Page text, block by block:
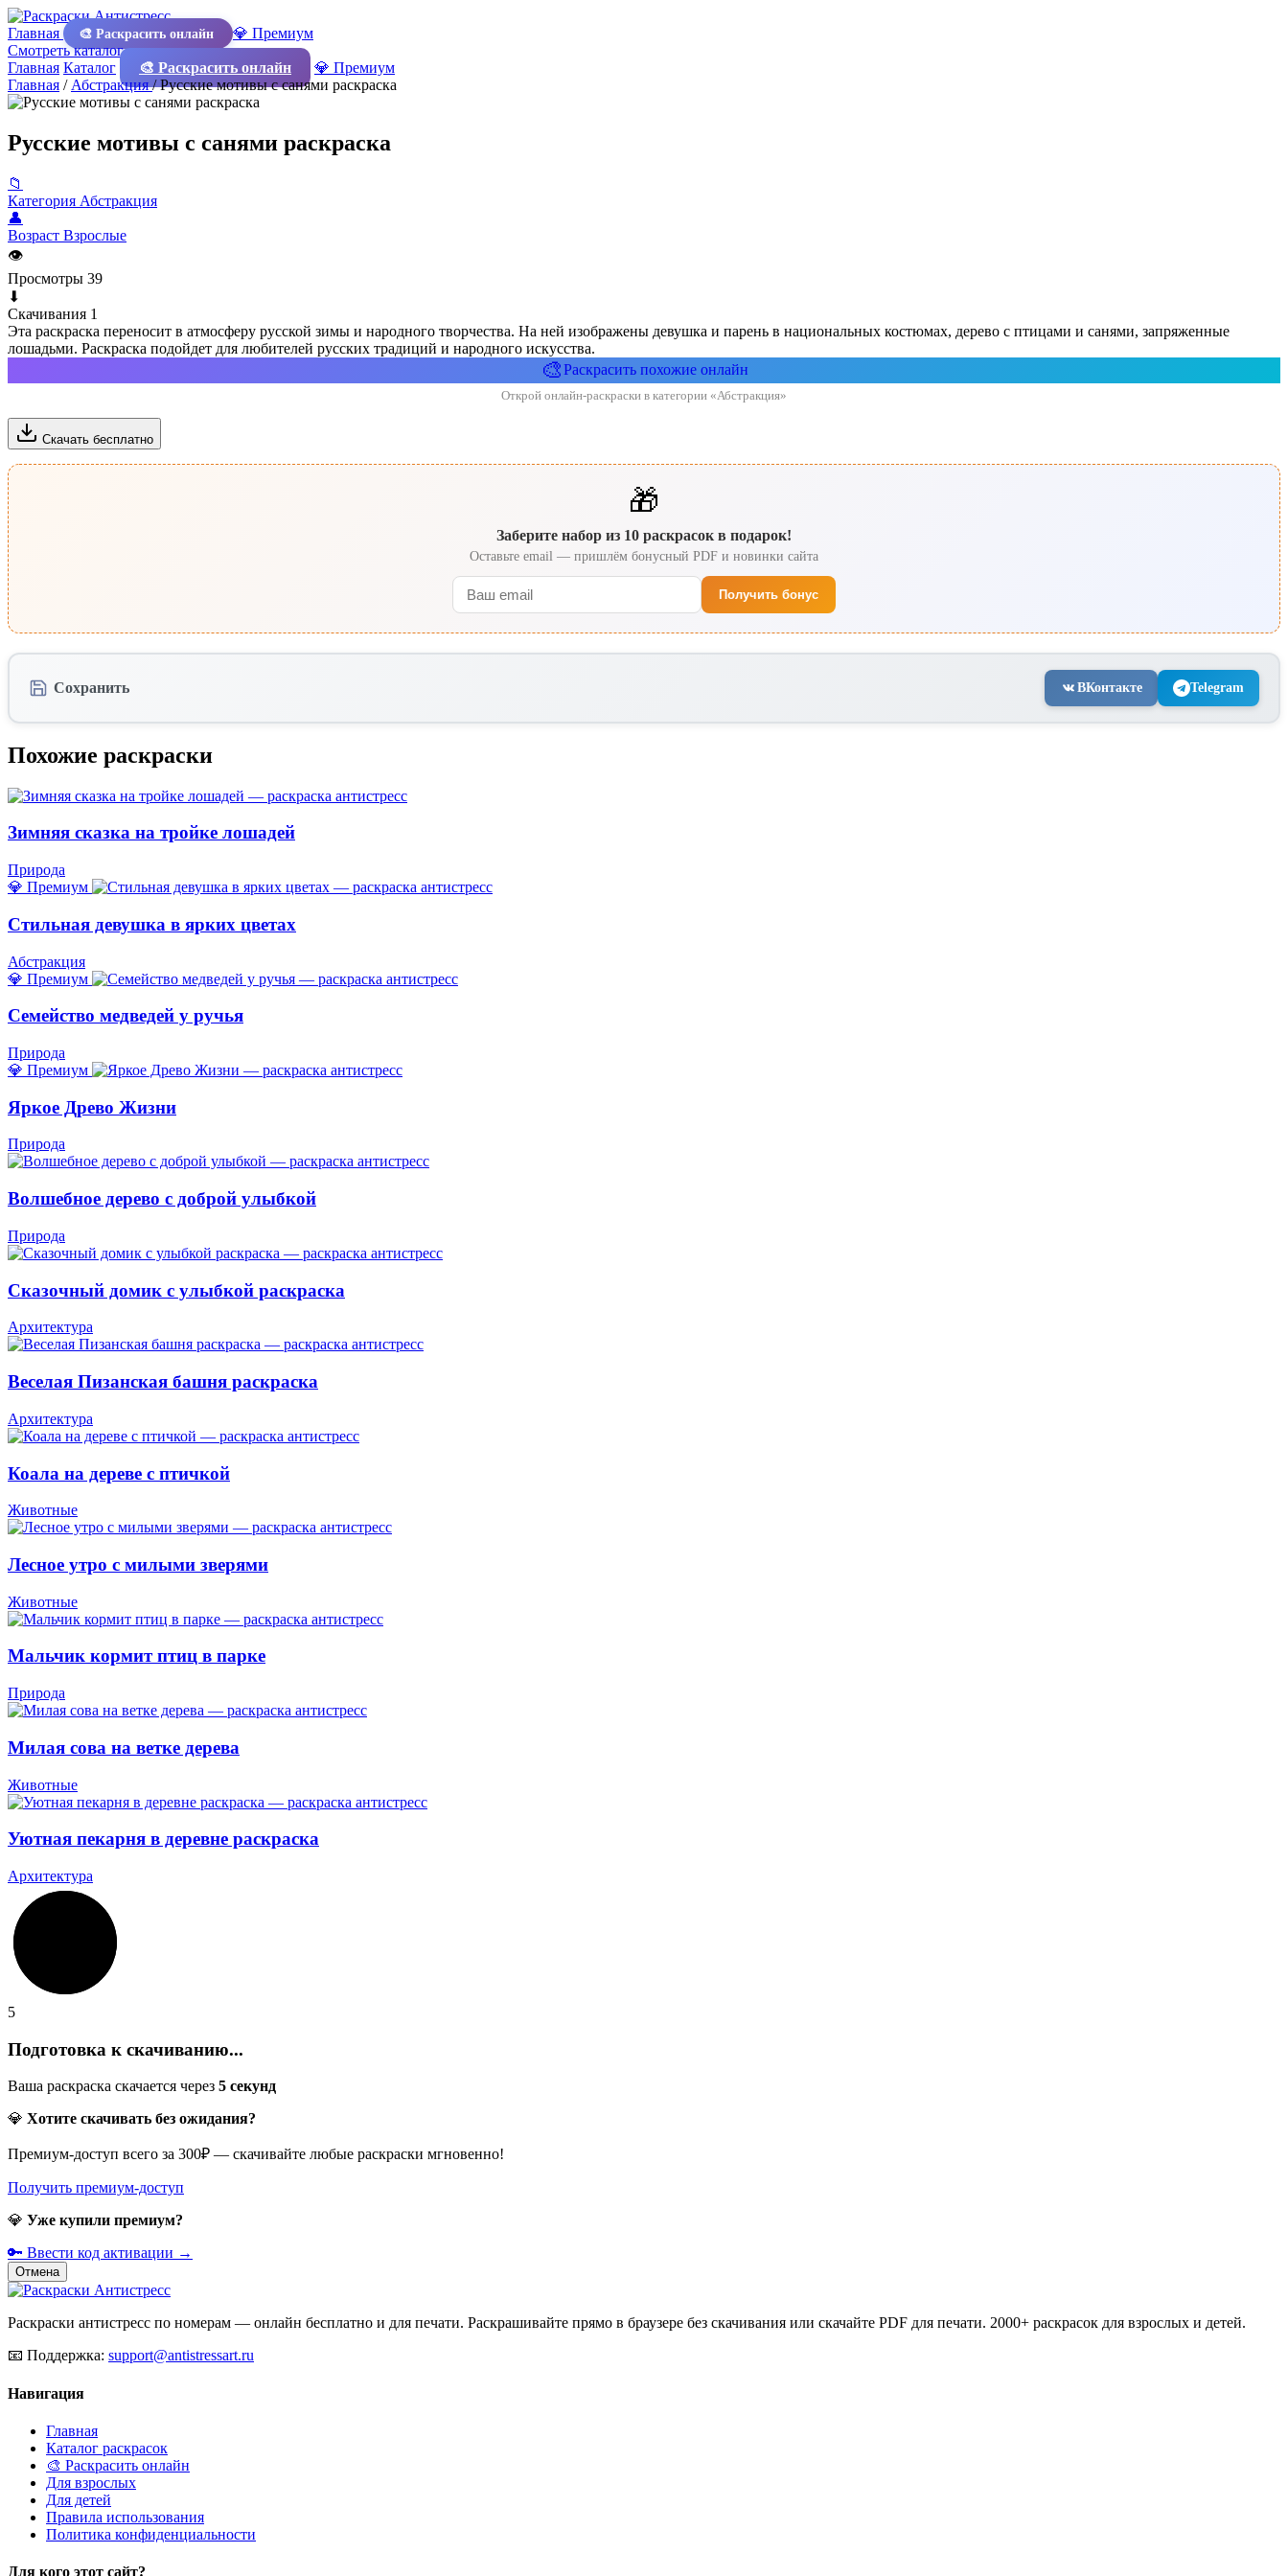
Главная 🎨 Раскрасить онлайн
💎 Премиум
Смотреть каталог
Главная Каталог 🎨 Раскрасить онлайн
💎 Премиум
Главная / Абстракция/Русские мотивы с санями раскраска
Русские мотивы с санями раскраска
📁
Категория Абстракция
👤
Возраст Взрослые
👁
Просмотры 39
⬇
Скачивания 1
Эта раскраска переносит в атмосферу русской зимы и народного творчества. На ней изображены девушка и парень в национальных костюмах, дерево с птицами и санями, запряженные
лошадьми. Раскраска подойдет для любителей русских традиций и народного искусства.
🎨Раскрасить похожие онлайн
Открой онлайн-раскраски в категории «Абстракция»
Скачать бесплатно
🎁
Заберите набор из 10 раскрасок в подарок!
Оставьте email — пришлём бонусный PDF и новинки сайта
Получить бонус
Сохранить ВКонтакте Telegram
Похожие раскраски
Зимняя сказка на тройке лошадей
Природа
💎 Премиум
Стильная девушка в ярких цветах
Абстракция
💎 Премиум
Семейство медведей у ручья
Природа
💎 Премиум
Яркое Древо Жизни
Природа
Волшебное дерево с доброй улыбкой
Природа
Сказочный домик с улыбкой раскраска
Архитектура
Веселая Пизанская башня раскраска
Архитектура
Коала на дереве с птичкой
Животные
Лесное утро с милыми зверями
Животные
Мальчик кормит птиц в парке
Природа
Милая сова на ветке дерева
Животные
Уютная пекарня в деревне раскраска
Архитектура
5
Подготовка к скачиванию...
Ваша раскраска скачается через 5 секунд
💎 Хотите скачивать без ожидания?
Премиум-доступ всего за 300₽ — скачивайте любые раскраски мгновенно!
Получить премиум-доступ
💎 Уже купили премиум?
🔑 Ввести код активации →
Отмена
Раскраски антистресс по номерам — онлайн бесплатно и для печати. Раскрашивайте прямо в браузере без скачивания или скачайте PDF для печати. 2000+ раскрасок для взрослых и детей.
📧 Поддержка: support@antistressart.ru
Навигация
Главная
Каталог раскрасок
🎨 Раскрасить онлайн
Для взрослых
Для детей
Правила использования
Политика конфиденциальности
Для кого этот сайт?